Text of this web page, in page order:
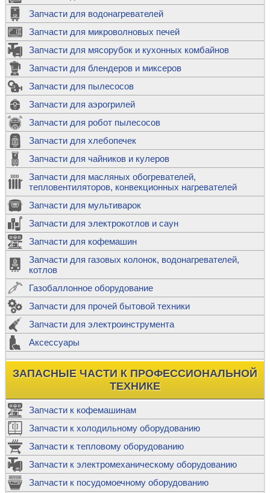
Запчасти для водонагревателей
Запчасти для микроволновых печей
Запчасти для мясорубок и кухонных комбайнов
Запчасти для блендеров и миксеров
Запчасти для пылесосов
Запчасти для аэрогрилей
Запчасти для робот пылесосов
Запчасти для хлебопечек
Запчасти для чайников и кулеров
Запчасти для масляных обогревателей,
тепловентиляторов, конвекционных нагревателей
Запчасти для мультиварок
Запчасти для электрокотлов и саун
Запчасти для кофемашин
Запчасти для газовых колонок, водонагревателей,
котлов
Газобаллонное оборудование
Запчасти для прочей бытовой техники
Запчасти для электроинструмента
Аксессуары
ЗАПАСНЫЕ ЧАСТИ К ПРОФЕССИОНАЛЬНОЙ
ТЕХНИКЕ
Запчасти к кофемашинам
Запчасти к холодильному оборудованию
Запчасти к тепловому оборудованию
Запчасти к электромеханическому оборудованию
Запчасти к посудомоечному оборудованию